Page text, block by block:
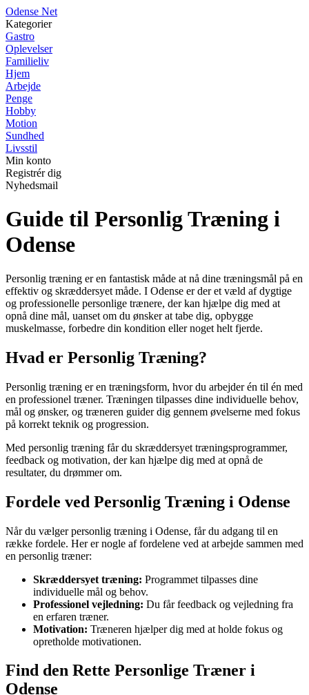
Odense Net
Kategorier
Gastro
Oplevelser
Familieliv
Hjem
Arbejde
Penge
Hobby
Motion
Sundhed
Livsstil
Min konto
Registrér dig
Nyhedsmail
Guide til Personlig Træning i
Odense
Personlig træning er en fantastisk måde at nå dine træningsmål på en
effektiv og skræddersyet måde. I Odense er der et væld af dygtige
og professionelle personlige trænere, der kan hjælpe dig med at
opnå dine mål, uanset om du ønsker at tabe dig, opbygge
muskelmasse, forbedre din kondition eller noget helt fjerde.
Hvad er Personlig Træning?
Personlig træning er en træningsform, hvor du arbejder én til én med
en professionel træner. Træningen tilpasses dine individuelle behov,
mål og ønsker, og træneren guider dig gennem øvelserne med fokus
på korrekt teknik og progression.
Med personlig træning får du skræddersyet træningsprogrammer,
feedback og motivation, der kan hjælpe dig med at opnå de
resultater, du drømmer om.
Fordele ved Personlig Træning i Odense
Når du vælger personlig træning i Odense, får du adgang til en
række fordele. Her er nogle af fordelene ved at arbejde sammen med
en personlig træner:
Skræddersyet træning: Programmet tilpasses dine
individuelle mål og behov.
Professionel vejledning: Du får feedback og vejledning fra
en erfaren træner.
Motivation: Træneren hjælper dig med at holde fokus og
opretholde motivationen.
Find den Rette Personlige Træner i
Odense